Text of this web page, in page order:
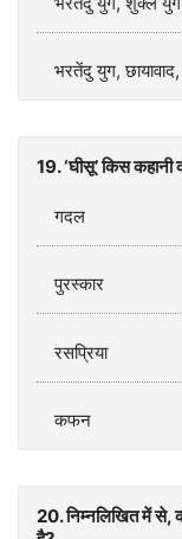
भरतेंदु युग, छायावाद,
19. ‘घीसू’ किस कहानी
गदल
पुरस्कार
रसप्रिया
कफन
20. निम्नलिखित में से,